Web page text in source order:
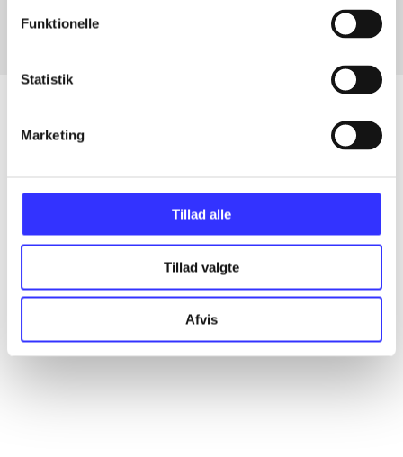
Funktionelle
Statistik
Marketing
Tillad alle
Tillad valgte
Afvis
...
...
...